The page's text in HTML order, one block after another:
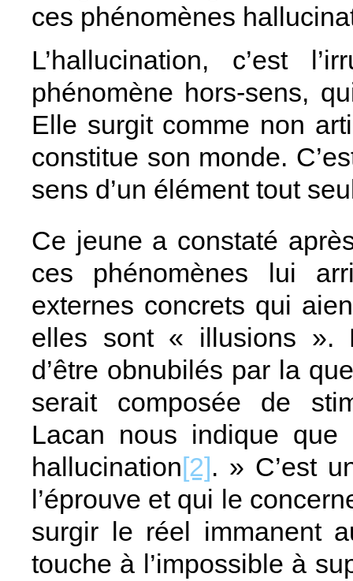
ces phénomènes
L’hallucination, c’est
phénomène hors-sens,
Elle surgit comme non
constitue son monde.
sens d’un élément tout
Ce jeune a constaté
ces phénomènes lui
externes concrets qui
elles sont « illusions ».
d’être obnubilés par la
serait composée de
Lacan nous indique
hallucination[2]. » C’est
l’éprouve et qui le
surgir le réel immanent
touche à l’impossible à